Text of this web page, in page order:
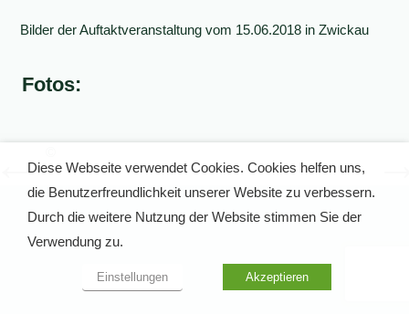
Bilder der Auftaktveranstaltung vom 15.06.2018 in Zwickau
Fotos:
Diese Webseite verwendet Cookies. Cookies helfen uns,
die Benutzerfreundlichkeit unserer Website zu verbessern.
Durch die weitere Nutzung der Website stimmen Sie der
Verwendung zu.
Einstellungen Akzeptieren